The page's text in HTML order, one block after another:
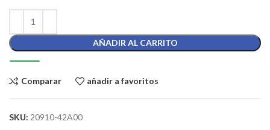
AÑADIR AL CARRITO
Comparar añadir a favoritos
SKU: 20910-42A00